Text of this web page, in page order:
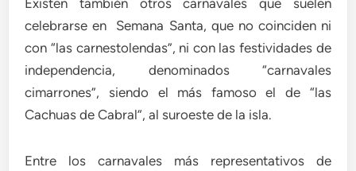
celebrarse en Semana Santa, que no coinciden ni
con “las carnestolendas”, ni con las festividades de
independencia, denominados “carnavales
cimarrones”, siendo el más famoso el de “las
Cachuas de Cabral”, al suroeste de la isla.
Entre los carnavales más representativos de